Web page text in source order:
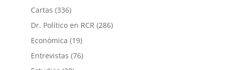
Cartas (336)
Dr. Político en RCR (286)
Económica (19)
Entrevistas (76)